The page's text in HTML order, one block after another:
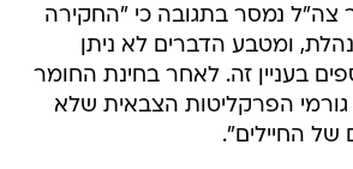
צה"ל נמסר בתגובה כי "החקירה
ומטבע הדברים לא ניתן
בעניין זה. לאחר בחינת החומר
גורמי הפרקליטות הצבאית שלא
החיילים".